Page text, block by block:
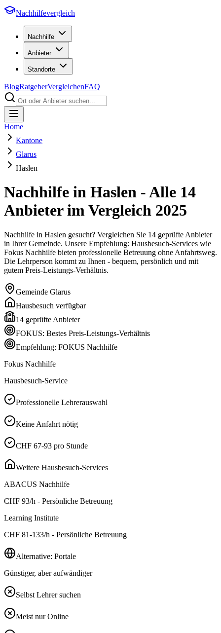
Nachhilfevergleich
Nachhilfe
Anbieter
Standorte
BlogRatgeberVergleichenFAQ
Home
Kantone
Glarus
Haslen
Nachhilfe in Haslen - Alle 14
Anbieter im Vergleich 2025
Nachhilfe in Haslen gesucht? Vergleichen Sie 14 geprüfte Anbieter
in Ihrer Gemeinde. Unsere Empfehlung: Hausbesuch-Services wie
Fokus Nachhilfe bieten professionelle Betreuung ohne Anfahrtsweg.
Die Lehrperson kommt zu Ihnen - bequem, persönlich und mit
gutem Preis-Leistungs-Verhältnis.
Gemeinde Glarus
Hausbesuch verfügbar
14 geprüfte Anbieter
FOKUS: Bestes Preis-Leistungs-Verhältnis
Empfehlung: FOKUS Nachhilfe
Fokus Nachhilfe
Hausbesuch-Service
Professionelle Lehrerauswahl
Keine Anfahrt nötig
CHF 67-93 pro Stunde
Weitere Hausbesuch-Services
ABACUS Nachhilfe
CHF 93/h - Persönliche Betreuung
Learning Institute
CHF 81-133/h - Persönliche Betreuung
Alternative: Portale
Günstiger, aber aufwändiger
Selbst Lehrer suchen
Meist nur Online